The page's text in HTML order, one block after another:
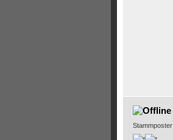
Stammposter